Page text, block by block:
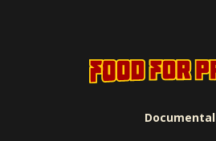
Documental